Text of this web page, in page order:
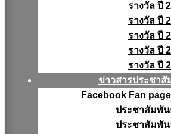
รางวัล ปี
รางวัล ปี
รางวัล ปี
รางวัล ปี
รางวัล ปี
ข่าวสารประชาสั
Facebook Fan
ประชาสัมพัน
ประชาสัมพัน